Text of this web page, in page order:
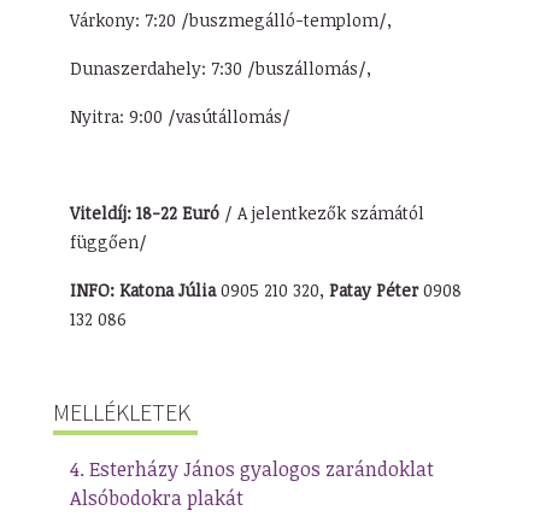
Várkony: 7:20 /buszmegálló-templom/,
Dunaszerdahely: 7:30 /buszállomás/,
Nyitra: 9:00 /vasútállomás/
Viteldíj: 18-22 Euró / A jelentkezők számától
függően/
INFO: Katona Júlia0905 210 320, Patay Péter0908
132 086
MELLÉKLETEK
4. Esterházy János gyalogos zarándoklat
Alsóbodokra plakát